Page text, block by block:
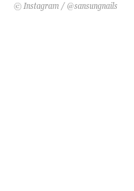
© Instagram / @sansungnails